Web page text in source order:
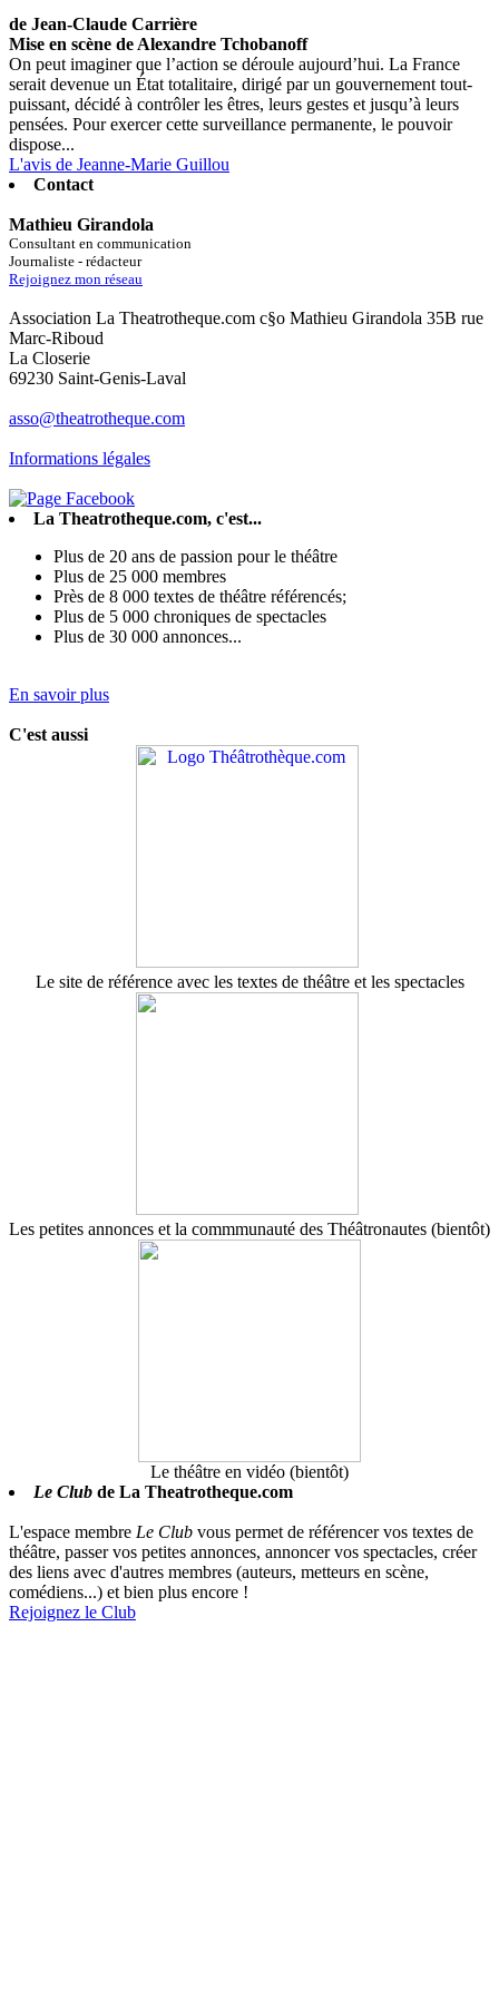
de Jean-Claude Carrière
Mise en scène de Alexandre Tchobanoff
On peut imaginer que l’action se déroule aujourd’hui. La France
serait devenue un État totalitaire, dirigé par un gouvernement tout-
puissant, décidé à contrôler les êtres, leurs gestes et jusqu’à leurs
pensées. Pour exercer cette surveillance permanente, le pouvoir
dispose...
L'avis de Jeanne-Marie Guillou
Contact
Mathieu Girandola
Consultant en communication
Journaliste - rédacteur
Rejoignez mon réseau
Association La Theatrotheque.com c§o Mathieu Girandola 35B rue
Marc-Riboud
La Closerie
69230 Saint-Genis-Laval
asso@theatrotheque.com
Informations légales
La Theatrotheque.com, c'est...
Plus de 20 ans de passion pour le théâtre
Plus de 25 000 membres
Près de 8 000 textes de théâtre référencés;
Plus de 5 000 chroniques de spectacles
Plus de 30 000 annonces...
En savoir plus
C'est aussi
Le site de référence avec les textes de théâtre et les spectacles
Les petites annonces et la commmunauté des Théâtronautes (bientôt)
Le théâtre en vidéo (bientôt)
Le Club de La Theatrotheque.com
L'espace membre Le Club vous permet de référencer vos textes de
théâtre, passer vos petites annonces, annoncer vos spectacles, créer
des liens avec d'autres membres (auteurs, metteurs en scène,
comédiens...) et bien plus encore !
Rejoignez le Club